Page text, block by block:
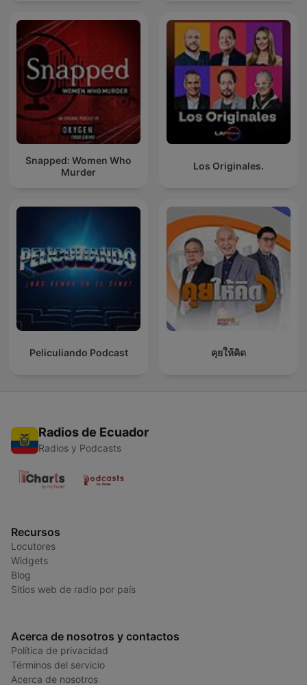
Snapped: Women Who
Murder
Los Originales.
Peliculiando Podcast คุยให้คิด
Radios de Ecuador
Radios y Podcasts
Recursos
Locutores
Widgets
Blog
Sitios web de radio por país
Acerca de nosotros y contactos
Política de privacidad
Términos del servicio
Acerca de nosotros